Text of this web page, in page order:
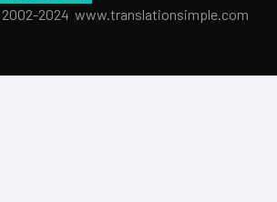
© 2002-2024